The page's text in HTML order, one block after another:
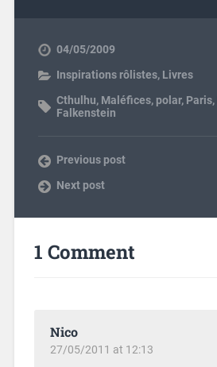
04/05/2009
Inspirations rôlistes, Livres
Cthulhu, Maléfices, polar, Paris,
Falkenstein
Previous post
Next post
1 Comment
Nico
27/05/2011 at 12:13